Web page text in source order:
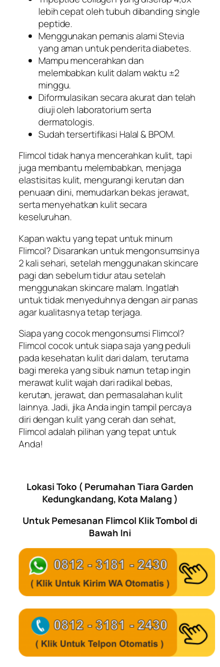
lebih cepat oleh tubuh dibanding single
peptide.
Menggunakan pemanis alami Stevia
yang aman untuk penderita diabetes.
Mampu mencerahkan dan
melembabkan kulit dalam waktu ±2
minggu.
Diformulasikan secara akurat dan telah
diuji oleh laboratorium serta
dermatologis.
Sudah tersertifikasi Halal & BPOM.
Flimcol tidak hanya mencerahkan kulit, tapi
juga membantu melembabkan, menjaga
elastisitas kulit, mengurangi kerutan dan
penuaan dini, memudarkan bekas jerawat,
serta menyehatkan kulit secara
keseluruhan.
Kapan waktu yang tepat untuk minum
Flimcol? Disarankan untuk mengonsumsinya
2 kali sehari, setelah menggunakan skincare
pagi dan sebelum tidur atau setelah
menggunakan skincare malam. Ingatlah
untuk tidak menyeduhnya dengan air panas
agar kualitasnya tetap terjaga.
Siapa yang cocok mengonsumsi Flimcol?
Flimcol cocok untuk siapa saja yang peduli
pada kesehatan kulit dari dalam, terutama
bagi mereka yang sibuk namun tetap ingin
merawat kulit wajah dari radikal bebas,
kerutan, jerawat, dan permasalahan kulit
lainnya. Jadi, jika Anda ingin tampil percaya
diri dengan kulit yang cerah dan sehat,
Flimcol adalah pilihan yang tepat untuk
Anda!
Lokasi Toko ( Perumahan Tiara Garden
Kedungkandang, Kota Malang )
Untuk Pemesanan Flimcol Klik Tombol di
Bawah Ini